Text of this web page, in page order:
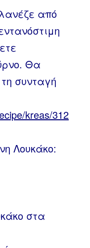
από
Θα
συνταγή
kreas/312
Λουκάκο:
στα